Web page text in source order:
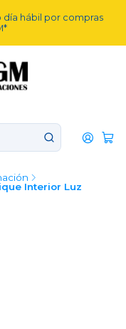
día hábil por compras
Interior Luz